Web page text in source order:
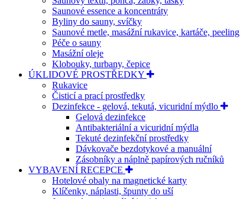
Saunové essence a koncentráty
Byliny do sauny, svíčky
Saunové metle, masážní rukavice, kartáče, peeling
Péče o sauny
Masážní oleje
Klobouky, turbany, čepice
ÚKLIDOVÉ PROSTŘEDKY
Rukavice
Čisticí a prací prostředky
Dezinfekce - gelová, tekutá, vicuridní mýdlo
Gelová dezinfekce
Antibakteriální a vicuridní mýdla
Tekuté dezinfekční prostředky
Dávkovače bezdotykové a manuální
Zásobníky a náplně papírových ručníků
VYBAVENÍ RECEPCE
Hotelové obaly na magnetické karty
Klíčenky, náplasti, špunty do uší